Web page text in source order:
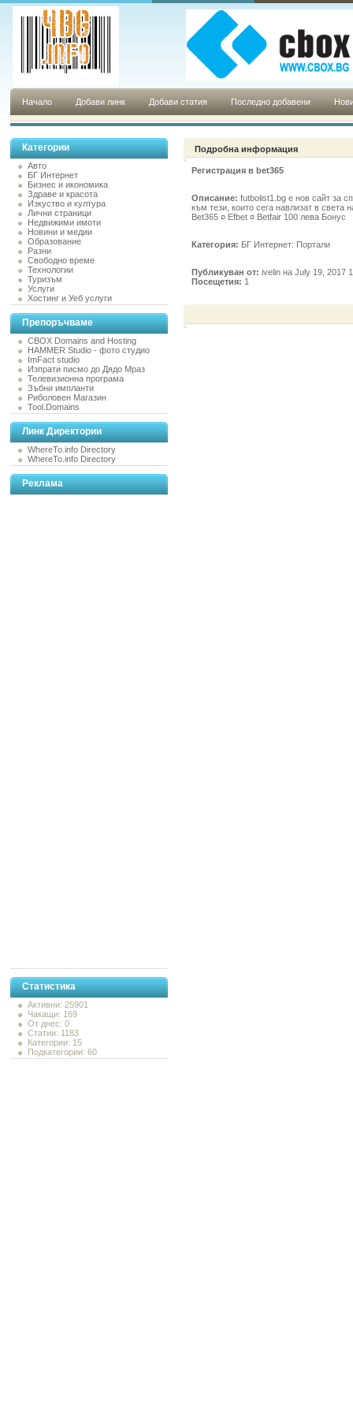
Начало Добави линк Добави статия Последно добавени
Категории
Авто
БГ Интернет
Бизнес и икономика
Здраве и красота
Изкуство и култура
Лични страници
Недвижими имоти
Новини и медии
Образование
Разни
Свободно време
Технологии
Туризъм
Услуги
Хостинг и Уеб услуги
Препоръчваме
CBOX Domains and Hosting
HAMMER Studio - фото студио
ImFact studio
Изпрати писмо до Дядо Мраз
Телевизионна програма
Зъбни импланти
Риболовен Магазин
Tool.Domains
Линк Директории
WhereTo.info Directory
WhereTo.info Directory
Реклама
Статистика
Активни: 25901
Чакащи: 169
От днес: 0
Статии: 1183
Категории: 15
Подкатегории: 60
Подробна информация
Регистрация в bet365
Описание: futbolist1.bg е нов сайт за
към тези, които сега навлизат в света
Bet365 ¤ Efbet ¤ Betfair 100 лева Бонус
Категория: БГ Интернет: Портали
Публикуван от: ivelin на July 19, 2017
Посещетия: 1